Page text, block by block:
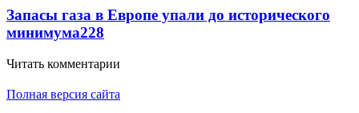
Запасы газа в Европе упали до исторического
минимума228
Читать комментарии
Полная версия сайта